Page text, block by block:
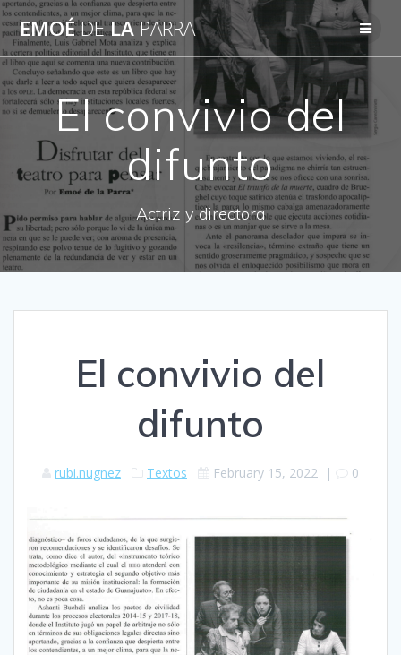
Skip
to
content
EMOÉDELAPARRA
El convivio del
difunto
Actriz y directora
El convivio del
difunto
rubi.nugnez Textos February 15, 2022 | 0